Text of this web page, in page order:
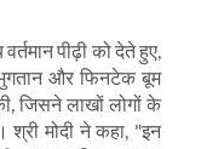
पीढ़ी को देते हुए
और फिनटेक बूम
,जिसने लाखों लोगों के
श्री मोदी ने कहा , "इन